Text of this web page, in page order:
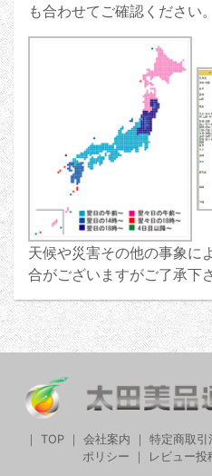
も合わせてご確認ください。
天候や災害その他の事象に
合がございますがご了承下
TOP 会社案内 特定商取引
ポリシー
レビュー投